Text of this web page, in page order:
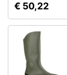
€ 50,22